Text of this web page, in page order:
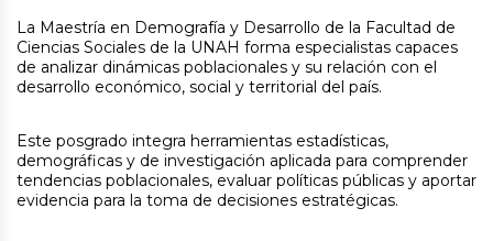
La Maestría en Demografía y Desarrollo de la Facultad de
Ciencias Sociales de la UNAH forma especialistas capaces
de analizar dinámicas poblacionales y su relación con el
desarrollo económico, social y territorial del país.
Este posgrado integra herramientas estadísticas,
demográficas y de investigación aplicada para comprender
tendencias poblacionales, evaluar políticas públicas y aportar
evidencia para la toma de decisiones estratégicas.